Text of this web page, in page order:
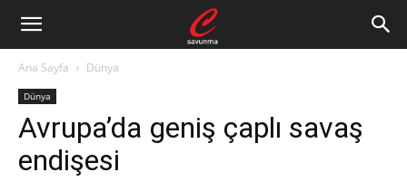
Ana Sayfa Dünya
Dünya
Avrupa’da geniş çaplı savaş
endişesi